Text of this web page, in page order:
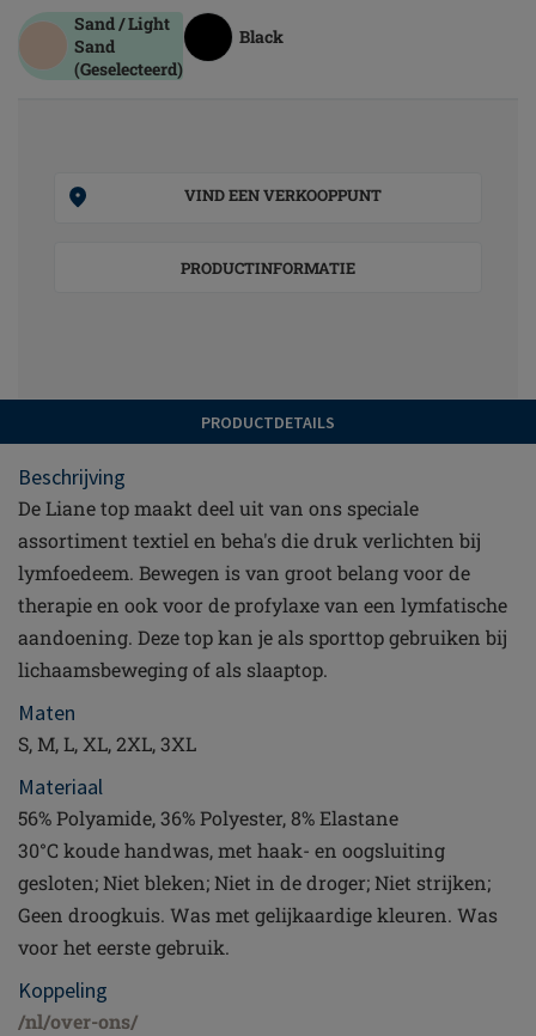
Sand / Light
Sand
(Geselecteerd)
Black
VIND EEN VERKOOPPUNT
PRODUCTINFORMATIE
PRODUCTDETAILS
Beschrijving
De Liane top maakt deel uit van ons speciale
assortiment textiel en beha's die druk verlichten bij
lymfoedeem. Bewegen is van groot belang voor de
therapie en ook voor de profylaxe van een lymfatische
aandoening. Deze top kan je als sporttop gebruiken bij
lichaamsbeweging of als slaaptop.
Maten
S, M, L, XL, 2XL, 3XL
Materiaal
56% Polyamide, 36% Polyester, 8% Elastane
30°C koude handwas, met haak- en oogsluiting
gesloten; Niet bleken; Niet in de droger; Niet strijken;
Geen droogkuis. Was met gelijkaardige kleuren. Was
voor het eerste gebruik.
Koppeling
/nl/over-ons/